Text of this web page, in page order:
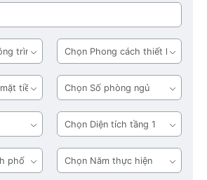
Phong
cách
thiết
kế
Số
phòng
ngủ
Diện
tích
tầng
1
Năm
thực